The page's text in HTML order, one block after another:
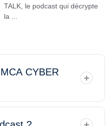
TALK, le podcast qui décrypte
la ...
CYBER